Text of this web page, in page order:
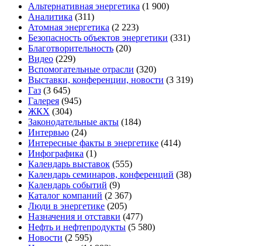
Альтернативная энергетика (1 900)
Аналитика (311)
Атомная энергетика (2 223)
Безопасность объектов энергетики (331)
Благотворительность (20)
Видео (229)
Вспомогательные отрасли (320)
Выставки, конференции, новости (3 319)
Газ (3 645)
Галерея (945)
ЖКХ (304)
Законодательные акты (184)
Интервью (24)
Интересные факты в энергетике (414)
Инфографика (1)
Календарь выставок (555)
Календарь семинаров, конференций (38)
Календарь событий (9)
Каталог компаний (2 367)
Люди в энергетике (205)
Назначения и отставки (477)
Нефть и нефтепродукты (5 580)
Новости (2 595)